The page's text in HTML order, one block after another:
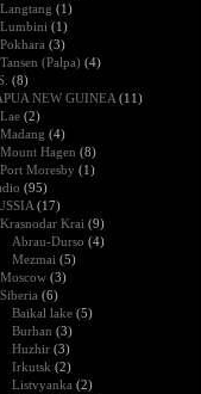
Langtang (1)
Lumbini (1)
Pokhara (3)
Tansen (Palpa) (4)
(8)
NEW GUINEA (11)
Lae (2)
Madang (4)
Mount Hagen (8)
Port Moresby (1)
(95)
(17)
Krasnodar Krai (9)
Abrau-Durso (4)
Mezmai (5)
Moscow (3)
Siberia (6)
Baikal lake (5)
Burhan (3)
Huzhir (3)
Irkutsk (2)
Listvyanka (2)